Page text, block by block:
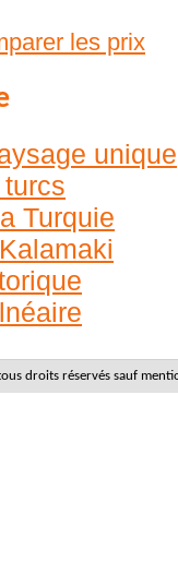
les prix
unique
Turquie
tous droits réservés sauf